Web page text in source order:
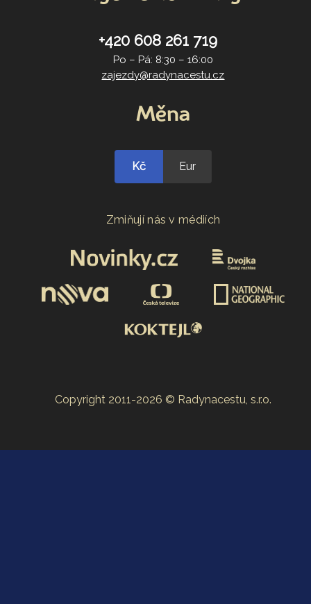
+420 608 261 719
Po – Pá: 8:30 – 16:00
zajezdy@radynacestu.cz
Měna
Kč Eur
Zmiňují nás v médiích
Copyright 2011-2026 © Radynacestu, s.r.o.